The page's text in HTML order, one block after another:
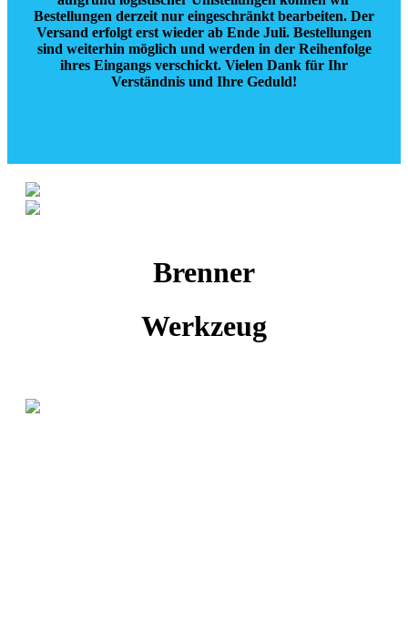
Bestellungen derzeit nur eingeschränkt bearbeiten. Der
Versand erfolgt erst wieder ab Ende Juli. Bestellungen
sind weiterhin möglich und werden in der Reihenfolge
ihres Eingangs verschickt. Vielen Dank für Ihr
Verständnis und Ihre Geduld!
Brenner
Werkzeug